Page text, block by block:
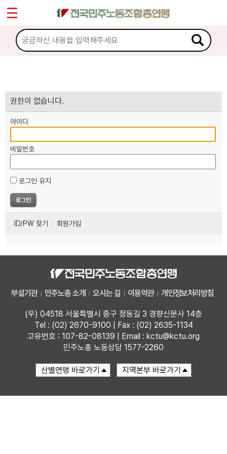
권한이 없습니다.
아이디
비밀번호
로그인 유지
ID/PW 찾기 회원가입
부설기관 민주노총 소개 오시는 길 이용약관 개인정보처리방침
(우) 04518 서울특별시 중구 정동길 3 경향신문사 14층
Tel : (02) 2670-9100 | Fax : (02) 2635-1134
고유번호 : 107-82-08139 | Email : kctu@kctu.org
민주노총 노동상담 1577-2260
마이페이지
소개
노동상담
자료
부설기관
업무